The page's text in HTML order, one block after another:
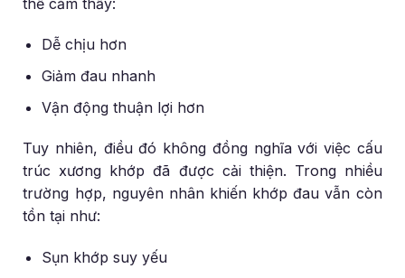
Dễ chịu hơn
Giảm đau nhanh
Vận động thuận lợi hơn
Tuy nhiên, điều đó không đồng nghĩa với việc cấu
trúc xương khớp đã được cải thiện. Trong nhiều
trường hợp, nguyên nhân khiến khớp đau vẫn còn
tồn tại như:
Sụn khớp suy yếu